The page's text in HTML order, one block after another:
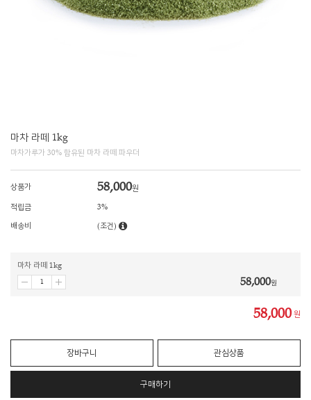
마차 라떼 1kg
마차가루가 30% 함유된 마차 라떼 파우더
상품가 58,000원
적립금 3%
배송비 (조건)
마차 라떼 1kg
58,000원
58,000 원
장바구니 관심상품
구매하기